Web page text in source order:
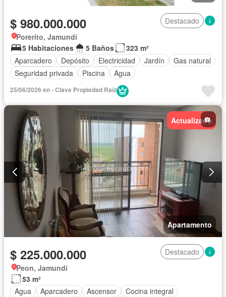
$ 980.000.000
Destacado
Porerito, Jamundí
5 Habitaciones
5 Baños
323 m²
Aparcadero
Depósito Electricidad Jardín
Gas natural
Seguridad privada
Piscina Agua
25/06/2026 en - Clave Propiedad Raíz
Actualizado
Apartamento
$ 225.000.000
Destacado
Peon, Jamundí
53 m²
Agua
Aparcadero Ascensor
Cocina integral